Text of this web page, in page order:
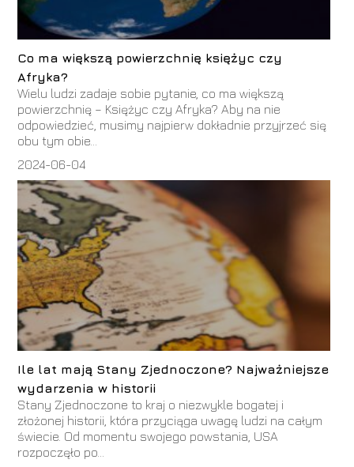
Co ma większą powierzchnię księżyc czy
Afryka?
Wielu ludzi zadaje sobie pytanie, co ma większą
powierzchnię – Księżyc czy Afryka? Aby na nie
odpowiedzieć, musimy najpierw dokładnie przyjrzeć się
obu tym obie...
2024-06-04
Ile lat mają Stany Zjednoczone? Najważniejsze
wydarzenia w historii
Stany Zjednoczone to kraj o niezwykle bogatej i
złożonej historii, która przyciąga uwagę ludzi na całym
świecie. Od momentu swojego powstania, USA
rozpoczęło po...